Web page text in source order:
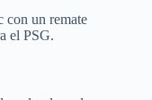
con un remate
el PSG.